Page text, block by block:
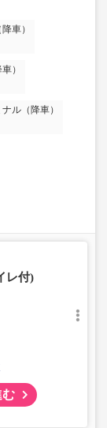
車）
）
ル（降車）
レ付)